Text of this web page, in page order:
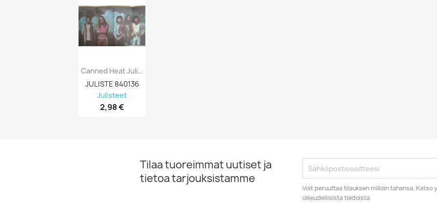
Canned Heat Juliste 100CM X 53CM PAHA...
JULISTE 840136
Julisteet
2,98 €
Tilaa tuoreimmat uutiset ja
tietoa tarjouksistamme
Voit peruuttaa tilauksen milloin tahansa. Katso
oikeudellisista tiedoista.